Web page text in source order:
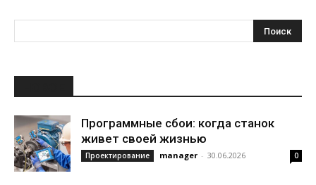
Программные сбои: когда станок
живет своей жизнью
Проектирование manager - 30.06.2026 0